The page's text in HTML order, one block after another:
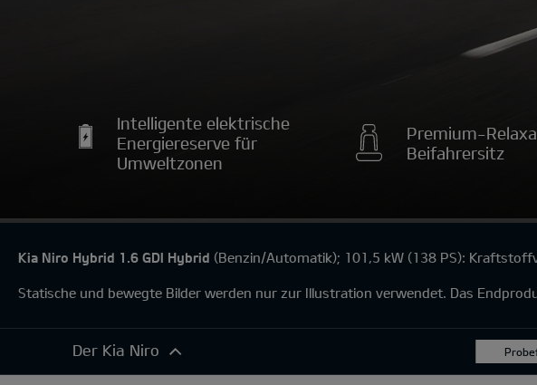
Intelligente elektrische
Energiereserve für
Umweltzonen
Premium-
Beifahrersitz
Kia Niro Hybrid 1.6 GDI Hybrid (Benzin/Automatik); 101,5 kW (138 PS):
Statische und bewegte Bilder werden nur zur Illustration verwendet. Das
Der Kia Niro